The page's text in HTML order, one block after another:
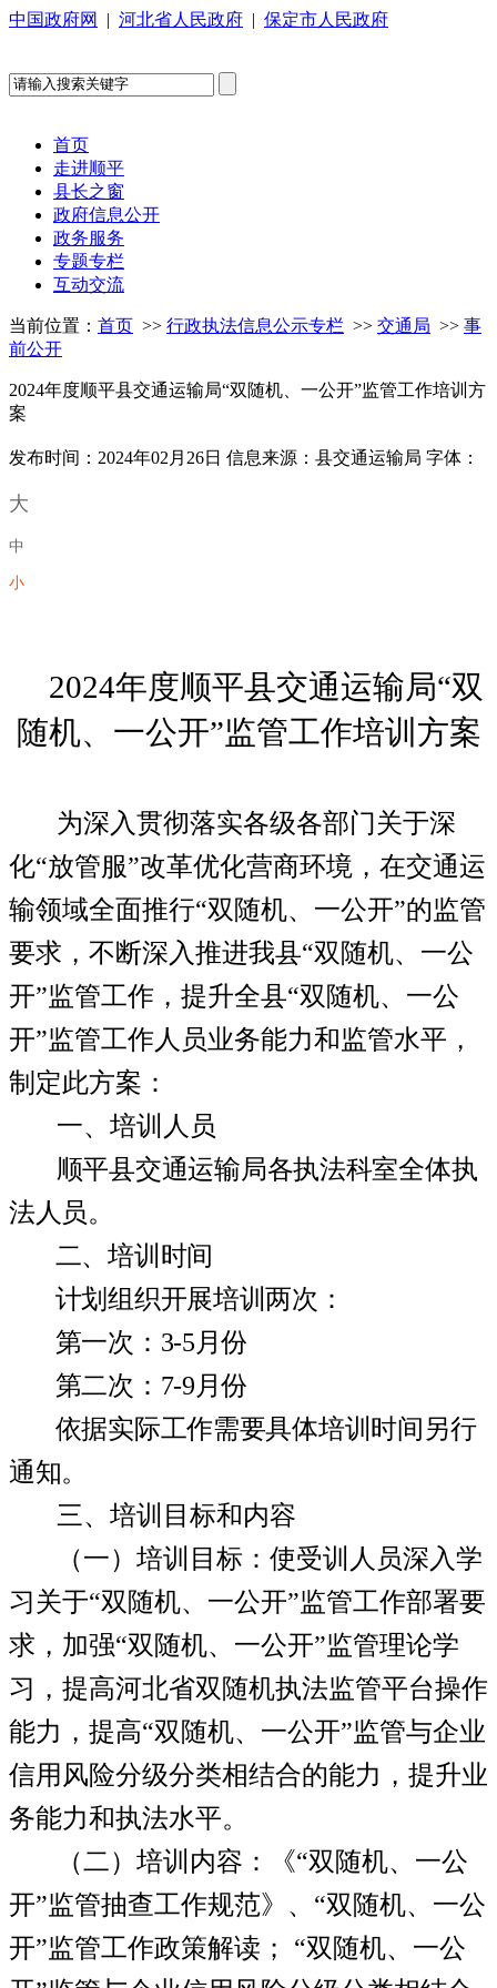
中国政府网 | 河北省人民政府 | 保定市人民政府
首页
走进顺平
县长之窗
政府信息公开
政务服务
专题专栏
互动交流
当前位置： 首页 >> 行政执法信息公示专栏 >> 交通局 >> 事
前公开
2024年度顺平县交通运输局“双随机、一公开”监管工作培训方
案
发布时间：2024年02月26日 信息来源：县交通运输局 字体：
大
中
小
2024年度顺平县交通运输局“双
随机、一公开”监管工作培训方案
为深入贯彻落实各级各部门关于深
化“放管服”改革优化营商环境，在交通运
输领域全面推行“双随机、一公开”的监管
要求，不断深入推进我县“双随机、一公
开”监管工作，提升全县“双随机、一公
开”监管工作人员业务能力和监管水平，
制定此方案：
一、 培训人员
顺平县交通运输局各执法科室全体执
法人员。
二、培训时间
计划组织开展培训两次：
第一次： 3-5 月份
第二次： 7-9 月份
依据实际工作需要具体培训时间另行
通知。
三、培训目标和内容
（一）培训目标： 使受训人员深入学
习关于“双随机、一公开”监管工作部署要
求，加强“双随机、一公开”监管理论学
习，提高河北省双随机执法监管平台操作
能力，提高“双随机、一公开”监管与企业
信用风险分级分类相结合的能力，提升业
务能力和执法水平。
（二）培训内容：
《“双随机、一公
开”监管抽查工作规范》、 “双随机、一公
开”监管工作政策解读； “双随机、一公